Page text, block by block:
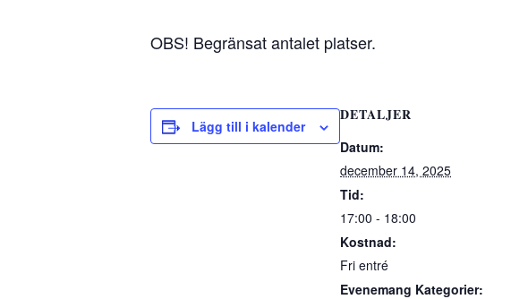
OBS! Begränsat antalet platser.
Lägg till i kalender
DETALJER
Datum:
december 14, 2025
Tid:
17:00 - 18:00
Kostnad:
Fri entré
Evenemang Kategorier: